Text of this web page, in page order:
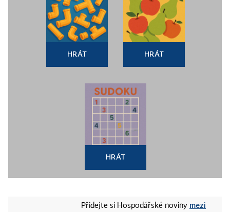
HRÁT HRÁT
HRÁT
Přidejte si Hospodářské noviny mezi